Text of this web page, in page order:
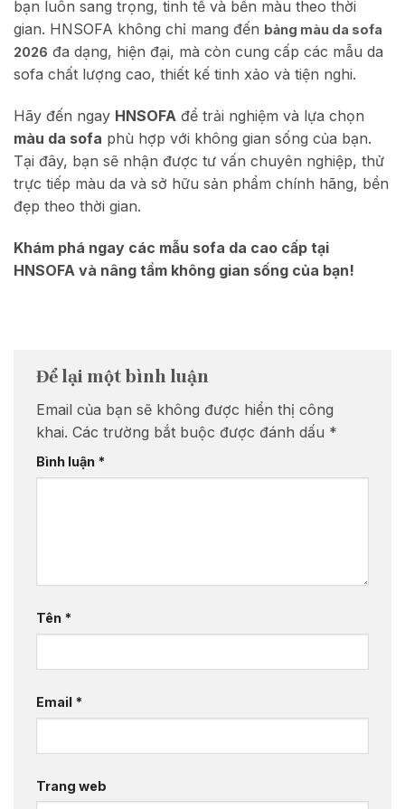
bạn luôn sang trọng, tinh tế và bền màu theo thời
gian. HNSOFA không chỉ mang đến bảng màu da sofa
2026 đa dạng, hiện đại, mà còn cung cấp các mẫu da
sofa chất lượng cao, thiết kế tinh xảo và tiện nghi.
Hãy đến ngay HNSOFA để trải nghiệm và lựa chọn
màu da sofa phù hợp với không gian sống của bạn.
Tại đây, bạn sẽ nhận được tư vấn chuyên nghiệp, thử
trực tiếp màu da và sở hữu sản phẩm chính hãng, bền
đẹp theo thời gian.
Khám phá ngay các mẫu sofa da cao cấp tại
HNSOFA và nâng tầm không gian sống của bạn!
Để lại một bình luận
Email của bạn sẽ không được hiển thị công
khai. Các trường bắt buộc được đánh dấu *
Bình luận *
Tên *
Email *
Trang web